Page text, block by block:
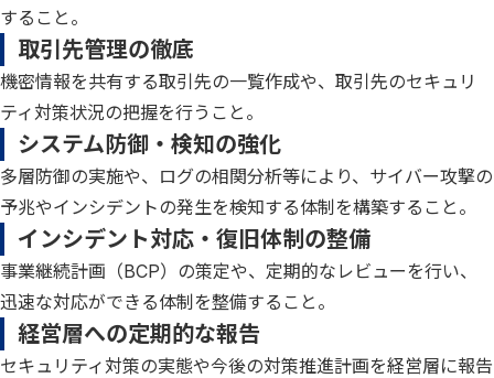
すること。
取引先管理の徹底
機密情報を共有する取引先の一覧作成や、取引先のセキュリ
ティ対策状況の把握を行うこと。
システム防御・検知の強化
多層防御の実施や、ログの相関分析等により、サイバー攻撃の
予兆やインシデントの発生を検知する体制を構築すること。
インシデント対応・復旧体制の整備
事業継続計画（BCP）の策定や、定期的なレビューを行い、
迅速な対応ができる体制を整備すること。
経営層への定期的な報告
セキュリティ対策の実態や今後の対策推進計画を経営層に報告